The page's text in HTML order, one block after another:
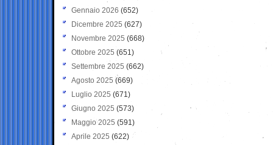
Gennaio 2026 (652)
Dicembre 2025 (627)
Novembre 2025 (668)
Ottobre 2025 (651)
Settembre 2025 (662)
Agosto 2025 (669)
Luglio 2025 (671)
Giugno 2025 (573)
Maggio 2025 (591)
Aprile 2025 (622)